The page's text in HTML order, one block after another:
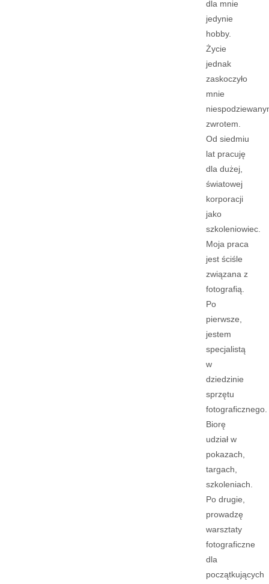
dla mnie
jedynie
hobby.
Życie
jednak
zaskoczyło
mnie
zwrotem.
Od siedmiu
lat pracuję
dla dużej,
światowej
korporacji
jako
szkoleniowiec.
Moja praca
jest ściśle
związana z
fotografią.
Po
pierwsze,
jestem
specjalistą
w
dziedzinie
sprzętu
fotograficznego.
Biorę
udział w
pokazach,
targach,
szkoleniach.
Po drugie,
prowadzę
warsztaty
fotograficzne
dla
początkujących